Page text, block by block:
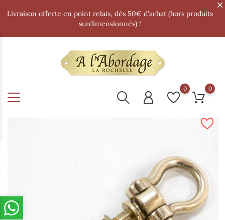
Livraison offerte en point relais, dès 50€ d'achat (hors produits
surdimensionnés) !
0 0